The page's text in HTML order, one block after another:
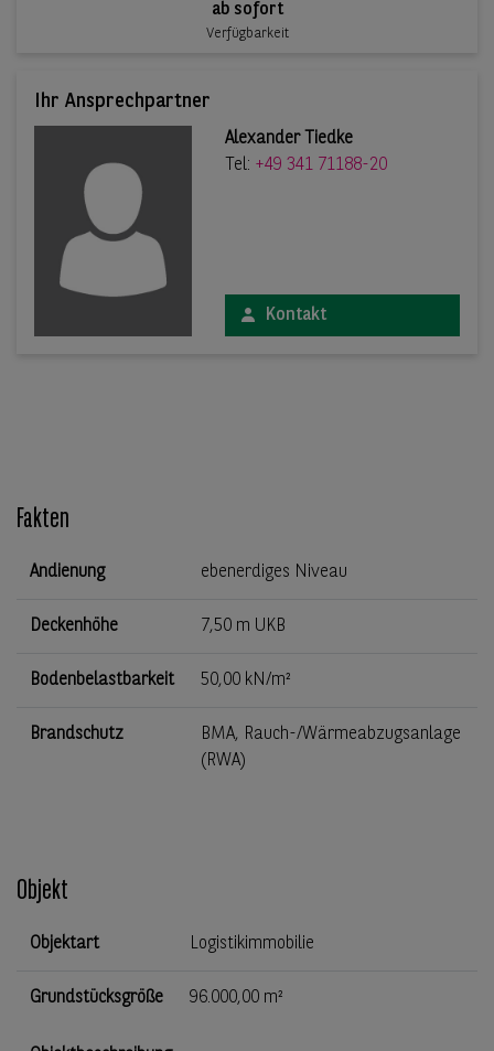
ab sofort
Verfügbarkeit
Ihr Ansprechpartner
Alexander Tiedke
Tel: +49 341 71188-20
Kontakt
Fakten
Andienung ebenerdiges Niveau
Deckenhöhe 7,50 m UKB
Bodenbelastbarkeit 50,00 kN/m²
Brandschutz
BMA, Rauch-/Wärmeabzugsanlage
(RWA)
Objekt
Objektart Logistikimmobilie
Grundstücksgröße 96.000,00 m²